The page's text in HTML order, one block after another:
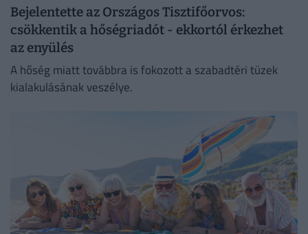
Bejelentette az Országos Tisztifőorvos:
csökkentik a hőségriadót - ekkortól érkezhet
az enyülés
A hőség miatt továbbra is fokozott a szabadtéri tüzek
kialakulásának veszélye.